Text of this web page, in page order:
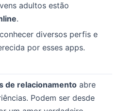
adultos estão
.
diversos perfis e
por esses apps.
de relacionamento abre
Podem ser desde